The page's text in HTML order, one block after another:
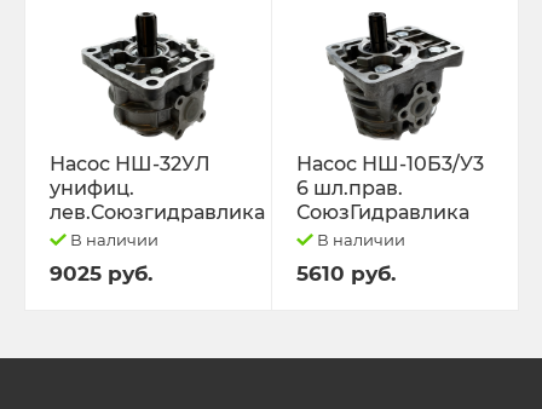
Насос НШ-32УЛ
унифиц.
лев.Союзгидравлика
В наличии
9025 руб.
Насос НШ-10Б3/У3
6 шл.прав.
СоюзГидравлика
В наличии
5610 руб.